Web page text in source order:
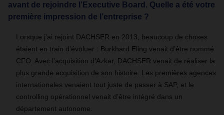
avant de rejoindre l’Executive Board. Quelle a été votre
première impression de l’entreprise ?
Lorsque j’ai rejoint DACHSER en 2013, beaucoup de choses
étaient en train d’évoluer : Burkhard Eling venait d’être nommé
CFO. Avec l’acquisition d’Azkar, DACHSER venait de réaliser la
plus grande acquisition de son histoire. Les premières agences
internationales venaient tout juste de passer à SAP, et le
controlling opérationnel venait d’être intégré dans un
département autonome.